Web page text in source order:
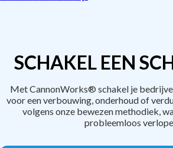
SCHAKEL EEN
Met CannonWorks® schakel je
voor een verbouwing, onderhoud of
volgens onze bewezen methodiek,
probleemloos